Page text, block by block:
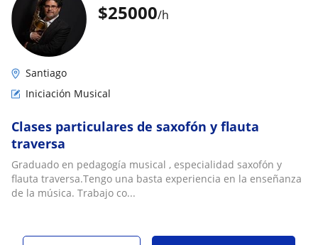
$25000/h
Santiago
Iniciación Musical
Clases particulares de saxofón y flauta
traversa
Graduado en pedagogía musical , especialidad saxofón y
flauta traversa.Tengo una basta experiencia en la enseñanza
de la música. Trabajo co...